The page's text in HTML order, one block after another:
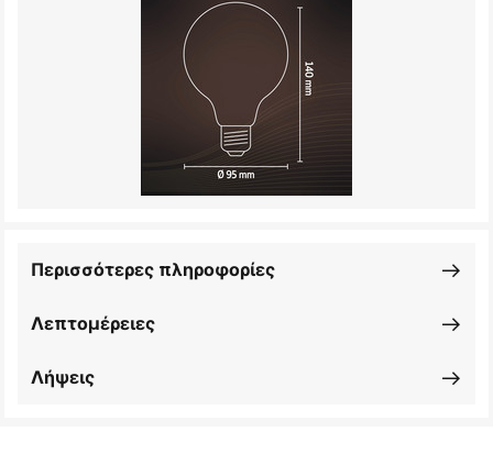
Λεπτομέρειες
Περισσότερες πληροφορίες
Λήψεις